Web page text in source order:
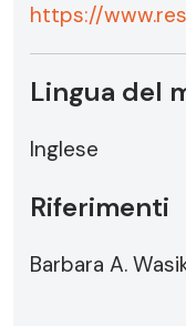
https://
Lingua del
Inglese
Riferimenti
Barbara A.